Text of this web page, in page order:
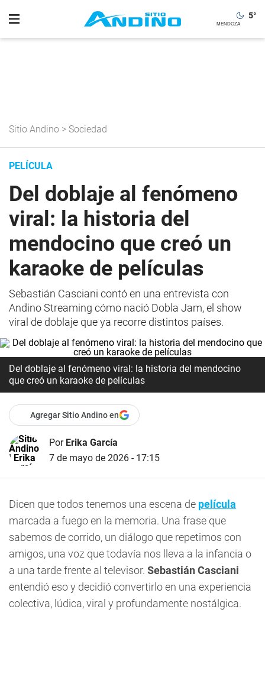
5°
Sitio Andino > Sociedad
PELÍCULA
Del doblaje al fenómeno
viral: la historia del
mendocino que creó un
karaoke de películas
Sebastián Casciani contó en una entrevista con
Andino Streaming cómo nació Dobla Jam, el show
viral de doblaje que ya recorre distintos países.
Del doblaje al fenómeno viral: la historia del mendocino
que creó un karaoke de películas
Agregar Sitio Andino en
Por Erika García
7 de mayo de 2026 - 17:15
Dicen que todos tenemos una escena de película
marcada a fuego en la memoria. Una frase que
sabemos de corrido, un diálogo que repetimos con
amigos, una voz que todavía nos lleva a la infancia o
a una tarde frente al televisor. Sebastián Casciani
entendió eso y decidió convertirlo en una experiencia
colectiva, lúdica, viral y profundamente nostálgica.